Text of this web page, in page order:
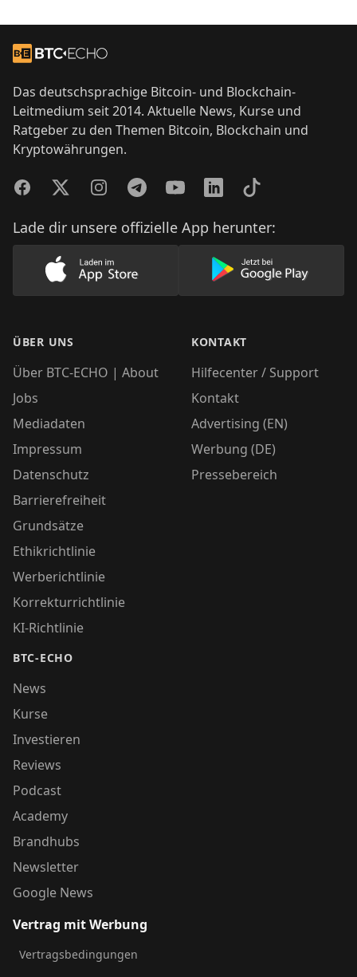
Zur Startseite
Das deutschsprachige Bitcoin- und Blockchain-
Leitmedium seit 2014. Aktuelle News, Kurse und
Ratgeber zu den Themen Bitcoin, Blockchain und
Kryptowährungen.
FacebookTwitterInstagramTelegramYouTubeLinkedInTikTok
Lade dir unsere offizielle App herunter:
Lade unsere App im AppStore herunter
Lade unsere
ÜBER UNS
Über BTC-ECHO | About
Jobs
Mediadaten
Impressum
Datenschutz
Barrierefreiheit
Grundsätze
Ethikrichtlinie
Werberichtlinie
Korrekturrichtlinie
KI-Richtlinie
BTC-ECHO
News
Kurse
Investieren
Reviews
Podcast
Academy
Brandhubs
Newsletter
Google News
KONTAKT
Hilfecenter / Support
Kontakt
Advertising (EN)
Werbung (DE)
Pressebereich
Vertrag mit Werbung
Vertragsbedingungen